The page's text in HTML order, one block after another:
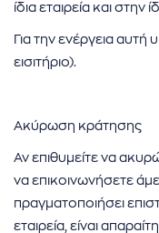
ίδια εταιρεία και στην
Για την ενέργεια
εισιτήριο).
Ακύρωση κράτησης
Αν επιθυμείτε να
να επικοινωνήσετε
πραγματοποιήσει
εταιρεία, είναι